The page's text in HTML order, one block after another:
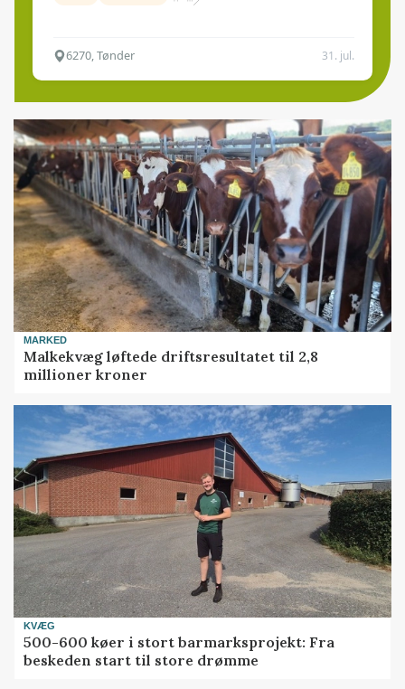
6270, Tønder 31. jul.
MARKED
Malkekvæg løftede driftsresultatet til 2,8
millioner kroner
KVÆG
500-600 køer i stort barmarksprojekt: Fra
beskeden start til store drømme